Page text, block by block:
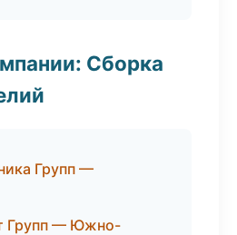
Сборка
Групп —
Групп — Южно-